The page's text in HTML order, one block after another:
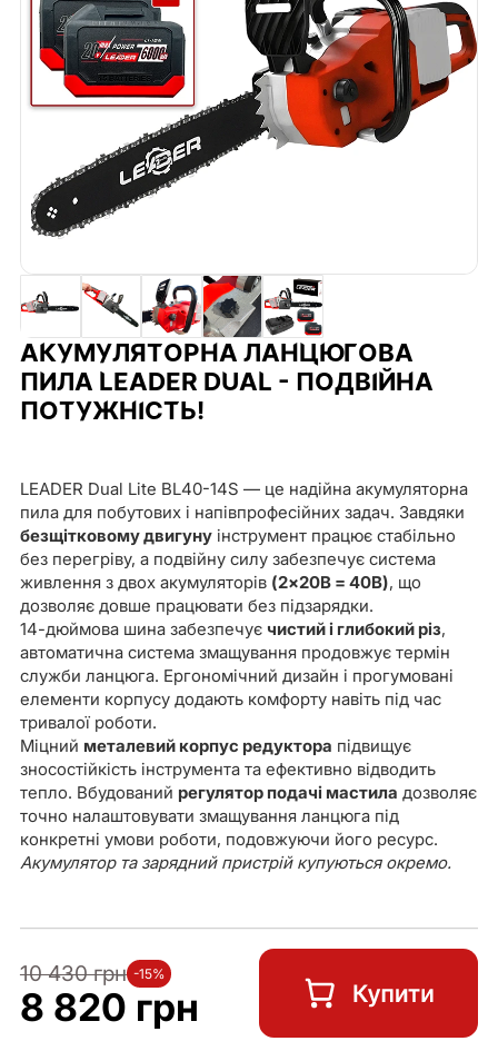
АКУМУЛЯТОРНА ЛАНЦЮГОВА
ПИЛА LEADER DUAL - ПОДВІЙНА
ПОТУЖНІСТЬ!
LEADER Dual Lite BL40-14S — це надійна акумуляторна
пила для побутових і напівпрофесійних задач. Завдяки
безщітковому двигунуінструмент працює стабільно
без перегріву, а подвійну силу забезпечує система
живлення з двох акумуляторів (2×20В = 40В), що
дозволяє довше працювати без підзарядки.
14-дюймова шина забезпечує чистий і глибокий різ,
автоматична система змащування продовжує термін
служби ланцюга. Ергономічний дизайн і прогумовані
елементи корпусу додають комфорту навіть під час
тривалої роботи.
Міцний металевий корпус редуктора підвищує
зносостійкість інструмента та ефективно відводить
тепло. Вбудований регулятор подачі мастила дозволяє
точно налаштовувати змащування ланцюга під
конкретні умови роботи, подовжуючи його ресурс.
Акумулятор та зарядний пристрій купуються окремо.
10 430 грн -15%
8 820 грн